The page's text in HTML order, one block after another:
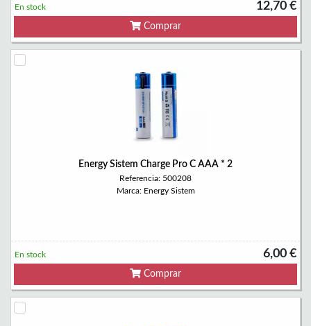
12,70 €
En stock
Comprar
Energy Sistem Charge Pro C AAA * 2
Referencia: 500208
Marca: Energy Sistem
6,00 €
En stock
Comprar